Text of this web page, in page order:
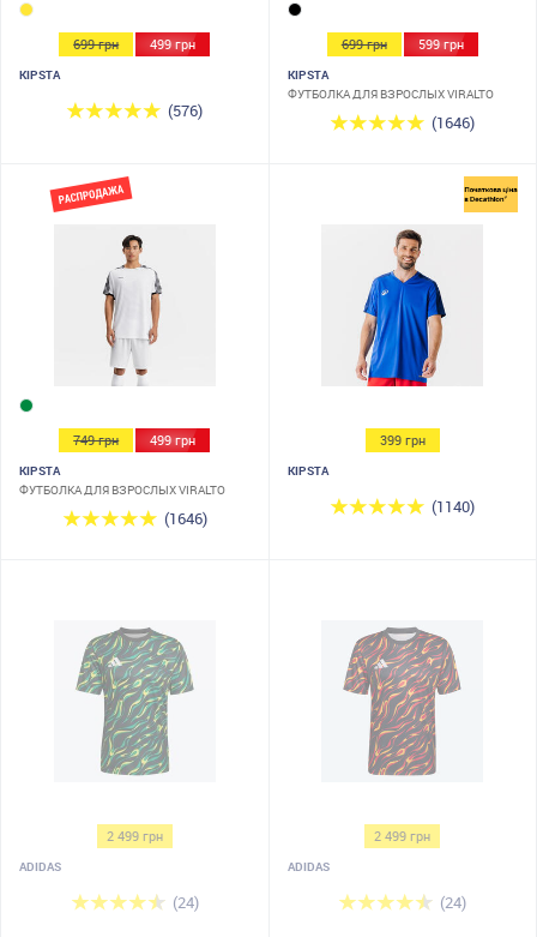
699 грн 499 грн
KIPSTA
(576)
699 грн 599 грн
KIPSTA
ФУТБОЛКА ДЛЯ ВЗРОСЛЫХ VIRALTO
(1646)
749 грн 499 грн
KIPSTA
ФУТБОЛКА ДЛЯ ВЗРОСЛЫХ VIRALTO
(1646)
399 грн
KIPSTA
(1140)
2 499 грн
ADIDAS
(24)
2 499 грн
ADIDAS
(24)